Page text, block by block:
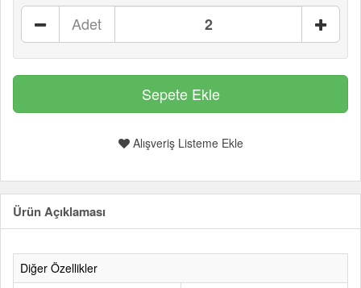
Adet
Alışveriş Listeme Ekle
Ürün Açıklaması
Diğer Özellikler